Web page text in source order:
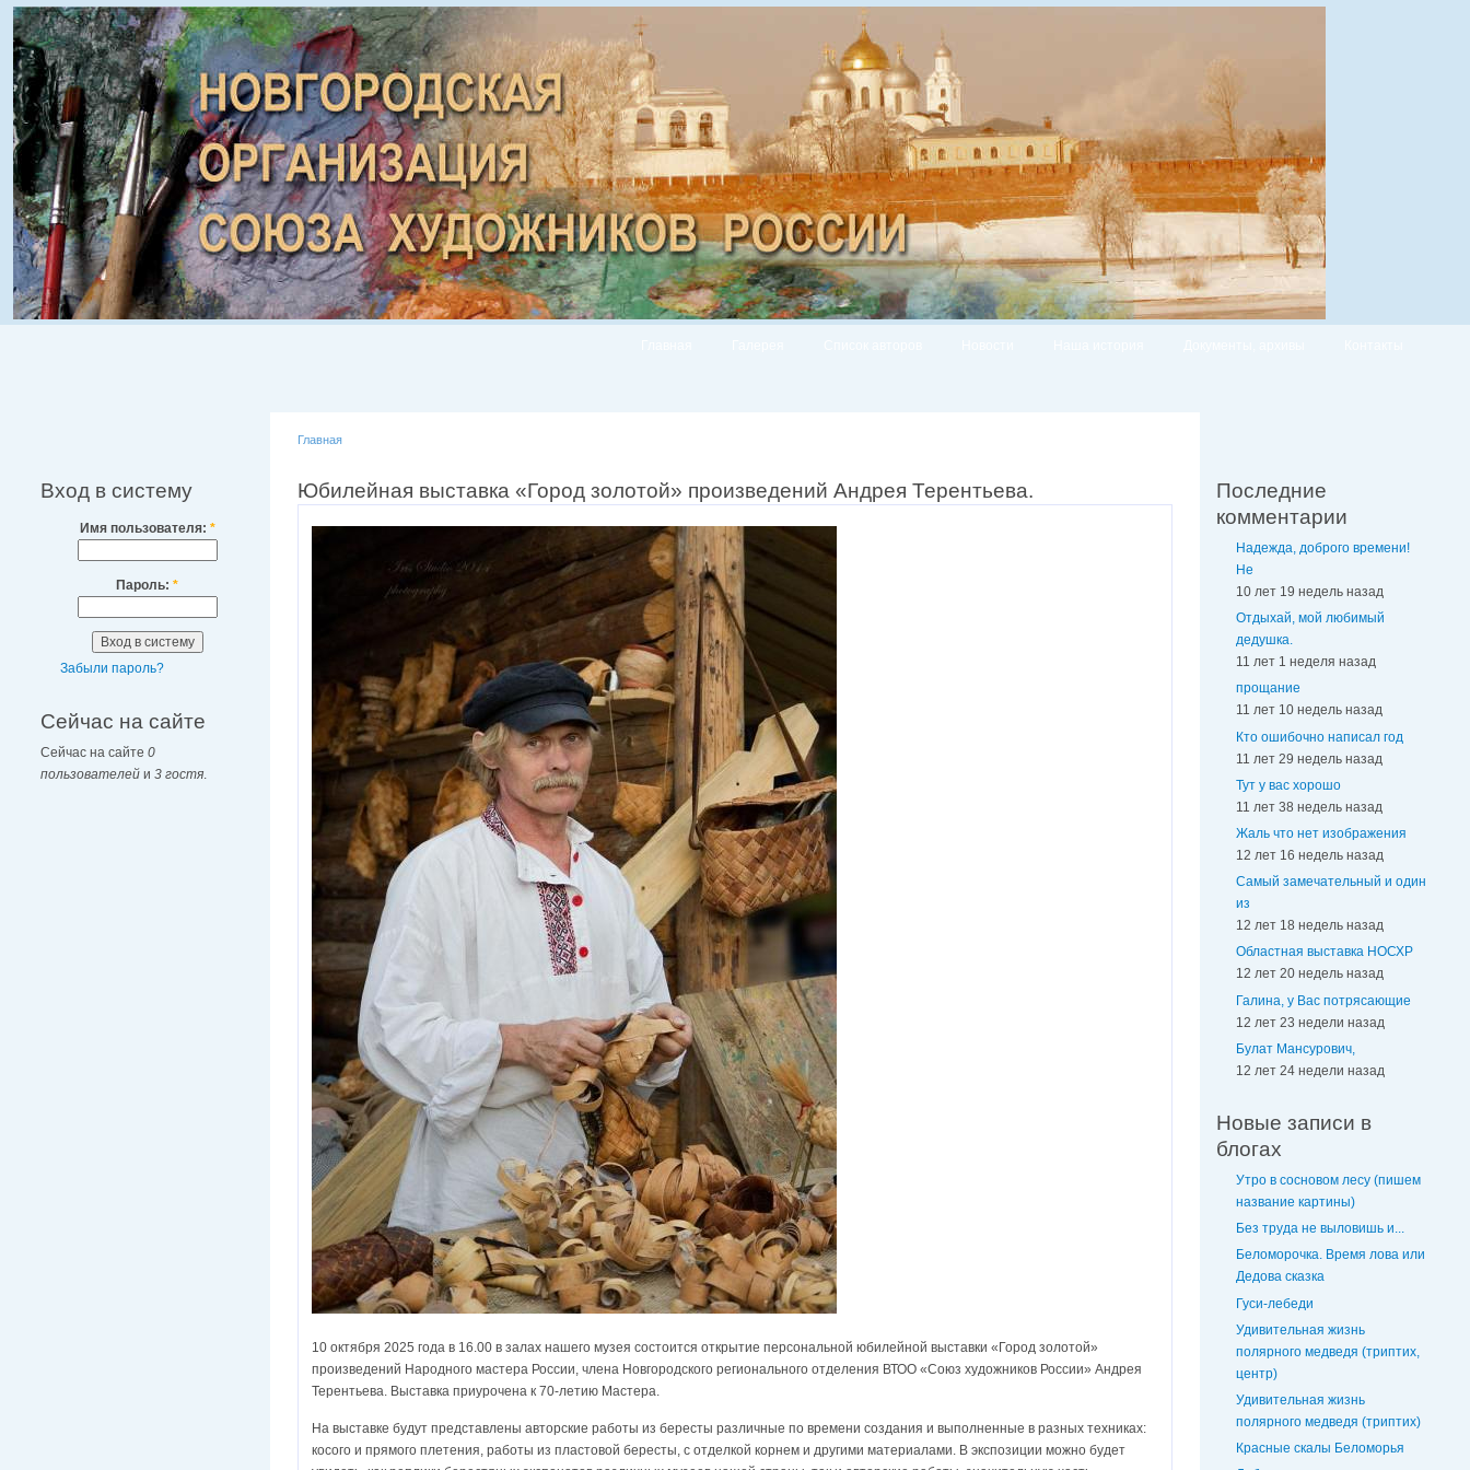
Вход в систему
Имя пользователя: *
Пароль: *
Забыли пароль?
Сейчас на сайте
Сейчас на сайте 0
пользователей и 3 гостя
Главная
Юбилейная выставка «Город золотой» произведений Андрея Терентьева.
10 октября 2025 года в 16.00 в залах нашего музея состоится открытие персональной юбилейной выставки «Город золотой»
произведений Народного мастера России, члена Новгородского регионального отделения ВТОО «Союз художников России» Андрея
Терентьева. Выставка приурочена к 70-летию Мастера.
На выставке будут представлены авторские работы из бересты различные по времени создания и выполненные в разных техниках:
косого и прямого плетения, работы из пластовой бересты, с отделкой корнем и другими материалами. В экспозиции можно будет
Последние
комментарии
Надежда, доброго времени!
Не
10 лет 19 недель назад
Отдыхай, мой любимый
дедушка.
11 лет 1 неделя назад
прощание
11 лет 10 недель назад
Кто ошибочно написал год
11 лет 29 недель назад
Тут у вас хорошо
11 лет 38 недель назад
Жаль что нет изображения
12 лет 16 недель назад
Самый замечательный и один
из
12 лет 18 недель назад
Областная выставка НОСХР
12 лет 20 недель назад
Галина, у Вас потрясающие
12 лет 23 недели назад
Булат Мансурович,
12 лет 24 недели назад
Новые записи в
блогах
Утро в сосновом лесу (пишем
название картины)
Без труда не выловишь и...
Беломорочка. Время лова или
Дедова сказка
Гуси-лебеди
Удивительная жизнь
полярного медведя (триптих,
центр)
Удивительная жизнь
полярного медведя (триптих)
Красные скалы Беломорья